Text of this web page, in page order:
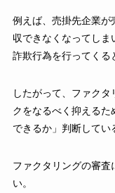
例えば、売掛先企業が
収できなくなってしま
詐欺行為を行ってくる
したがって、ファク
クをなるべく抑えるた
できるか」判断してい
ファクタリングの審査
い。